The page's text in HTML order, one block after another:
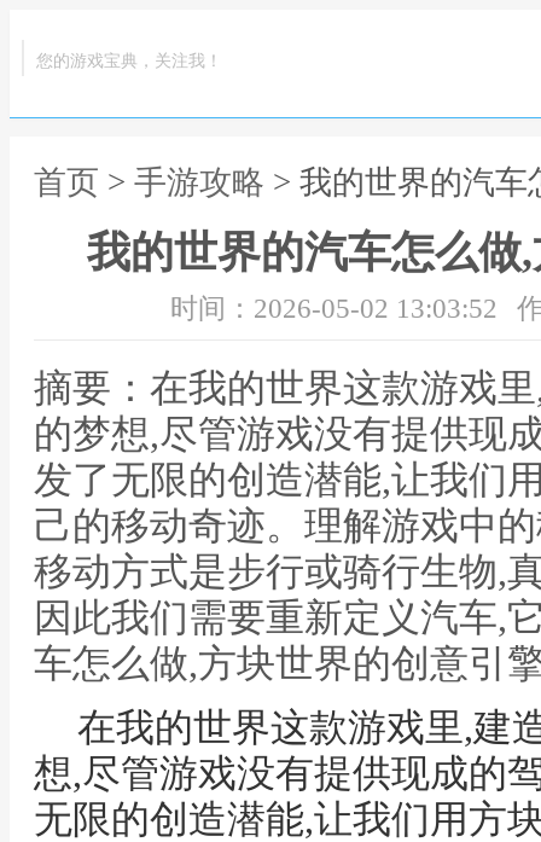
您的游戏宝典，关注我！
首页 > 手游攻略 > 我的世界的汽
我的世界的汽车怎么做
时间：2026-05-02 13:03:52
摘要：在我的世界这款游戏
的梦想,尽管游戏没有提供现
发了无限的创造潜能,让我们
己的移动奇迹。理解游戏中
移动方式是步行或骑行生物,
因此我们需要重新定义汽车,
车怎么做,方块世界的创意引
在我的世界这款游戏里,建
想,尽管游戏没有提供现成的
无限的创造潜能,让我们用方